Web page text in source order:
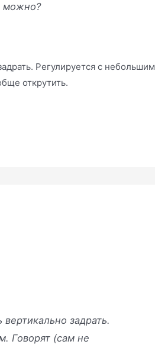
можно?
Регулируется с небольшим
открутить.
задрать.
Говорят (сам не